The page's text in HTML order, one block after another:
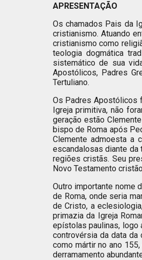
APRESENTAÇÃO
Os chamados Pais da
cristianismo. Atuando
cristianismo como
teologia dogmática
sistemático de sua
Apostólicos, Padres
Tertuliano.
Os Padres Apostólicos
Igreja primitiva, não
geração estão
bispo de Roma após
Clemente admoesta a
escandalosas diante da
regiões cristãs. Seu
Novo Testamento
Outro importante nome
de Roma, onde seria
de Cristo, a
primazia da Igreja
epístolas paulinas, logo
controvérsia da data da
como mártir no ano
derramamento